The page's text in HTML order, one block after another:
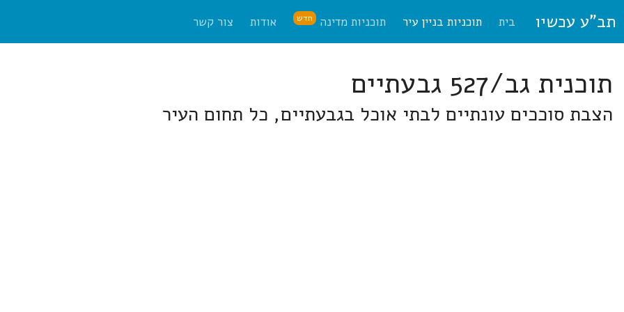
תב"ע עכשיו בית תוכניות בניין עיר תוכניות מדינה חדש אודות צור קשר
תוכנית גב/527 גבעתיים
הצבת סוככים עונתיים לבתי אוכל בגבעתיים, כל תחום העיר